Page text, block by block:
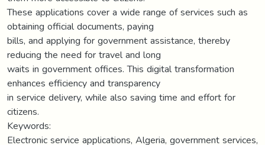
These applications cover a wide range of services such as
obtaining official documents, paying
bills, and applying for government assistance, thereby
reducing the need for travel and long
waits in government offices. This digital transformation
enhances efficiency and transparency
in service delivery, while also saving time and effort for
citizens.
Keywords:
Electronic service applications, Algeria, government services,